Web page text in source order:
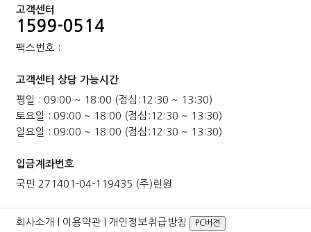
고객센터
1599-0514
팩스번호 :
고객센터 상담 가능시간
평일 : 09:00 ~ 18:00 (점심:12:30 ~ 13:30)
토요일 : 09:00 ~ 18:00 (점심:12:30 ~ 13:30)
일요일 : 09:00 ~ 18:00 (점심:12:30 ~ 13:30)
입금계좌번호
국민 271401-04-119435 (주)린원
회사소개 이용약관| 개인정보취급방침 PC버젼